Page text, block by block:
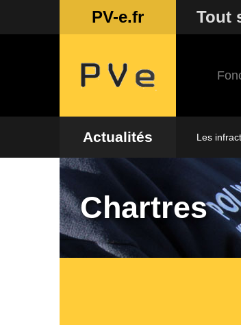
PV-e.fr Tout
Actualités Les
Chartres